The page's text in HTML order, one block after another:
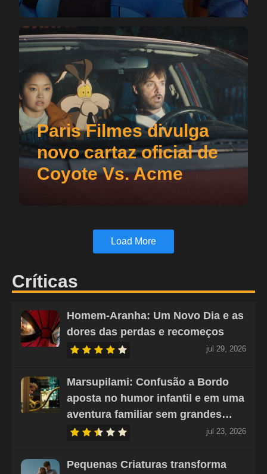
Paris Filmes divulga
novo cartaz oficial de
Coyote Vs. Acme
Load More
Críticas
Homem-Aranha: Um Novo Dia e as
dores das perdas e recomeços
jul 29, 2026
Marsupilami: Confusão a Bordo
aposta no humor infantil e em uma
aventura familiar sem grandes…
jul 23, 2026
Pequenas Criaturas transforma